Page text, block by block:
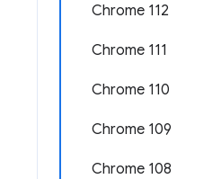
Chrome 112
Chrome 111
Chrome 110
Chrome 109
Chrome 108